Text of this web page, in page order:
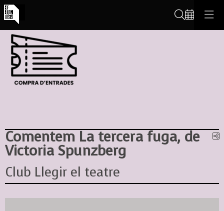
Comentem La tercera fuga, de
Victoria Spunzberg
Club Llegir el teatre